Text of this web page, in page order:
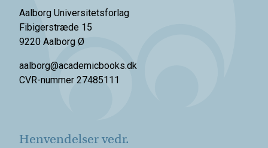
Aalborg Universitetsforlag
Fibigerstræde 15
9220 Aalborg Ø
aalborg@academicbooks.dk
CVR-nummer 27485111
Henvendelser vedr.